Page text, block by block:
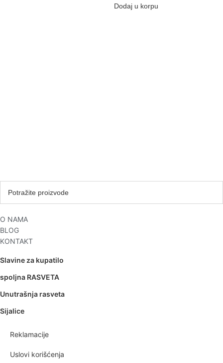
Dodaj u korpu
O NAMA
BLOG
KONTAKT
Slavine za kupatilo
spoljna RASVETA
Unutrašnja rasveta
Sijalice
Reklamacije
Uslovi korišćenja